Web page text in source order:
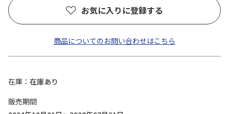
お気に入りに登録する
商品についてのお問い合わせはこちら
在庫
在庫あり
販売期間